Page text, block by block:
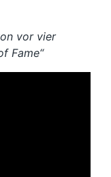
vor vier
Fame“